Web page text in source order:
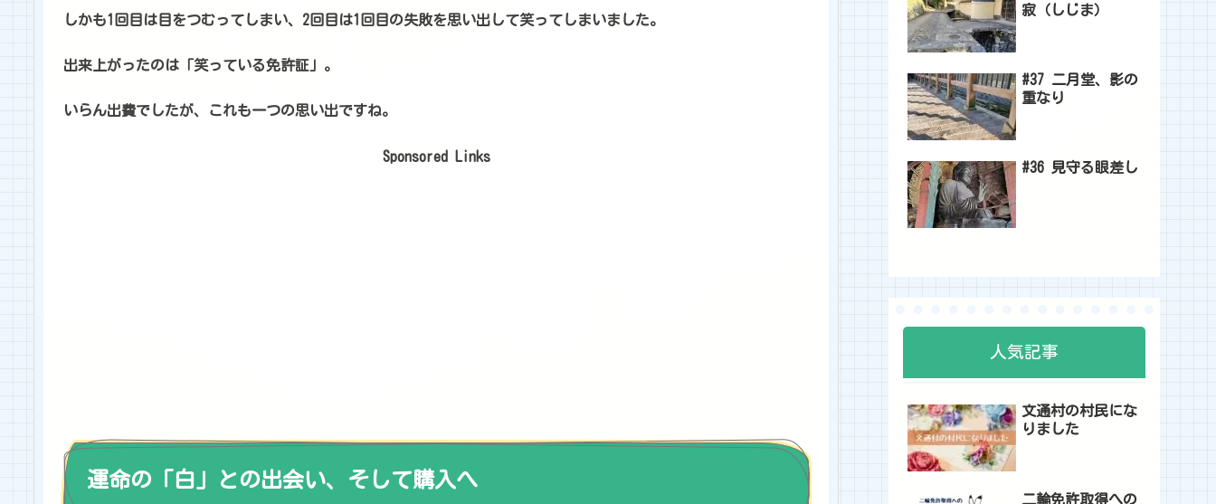
しかも1回目は目をつむってしまい、2回目は1回目の失敗を思い出して笑ってしまいました。
出来上がったのは「笑っている免許証」。
いらん出費でしたが、これも一つの思い出ですね。
Sponsored Links
運命の「白」との出会い、そして購入へ
寂（しじま）
#37 二月堂、影の
重なり
#36 見守る眼差し
人気記事
文通村の村民にな
りました
二輪免許取得への